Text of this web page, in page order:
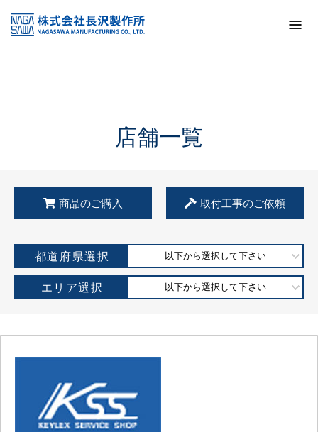
KSS加盟店・取扱店情報
店舗一覧
店舗一覧
商品のご購入 取付工事のご依頼
都道府県選択 以下から選択して下さい
エリア選択 以下から選択して下さい